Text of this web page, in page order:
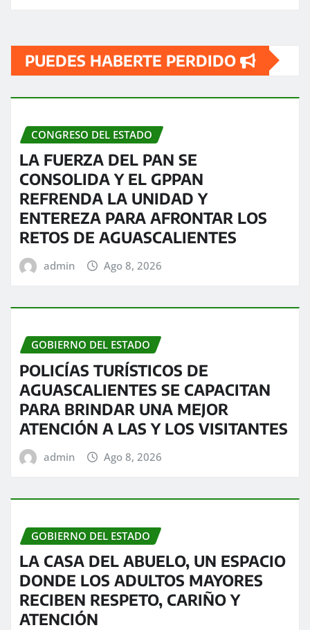
PUEDES HABERTE PERDIDO
CONGRESO DEL ESTADO
LA FUERZA DEL PAN SE
CONSOLIDA Y EL GPPAN
REFRENDA LA UNIDAD Y
ENTEREZA PARA AFRONTAR LOS
RETOS DE AGUASCALIENTES
admin Ago 8, 2026
GOBIERNO DEL ESTADO
POLICÍAS TURÍSTICOS DE
AGUASCALIENTES SE CAPACITAN
PARA BRINDAR UNA MEJOR
ATENCIÓN A LAS Y LOS VISITANTES
admin Ago 8, 2026
GOBIERNO DEL ESTADO
LA CASA DEL ABUELO, UN ESPACIO
DONDE LOS ADULTOS MAYORES
RECIBEN RESPETO, CARIÑO Y
ATENCIÓN